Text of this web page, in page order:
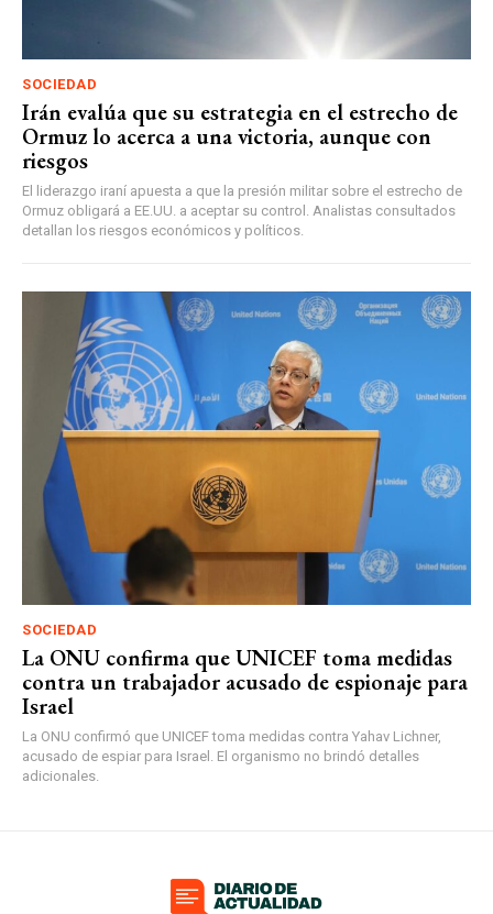
SOCIEDAD
Irán evalúa que su estrategia en el estrecho de
Ormuz lo acerca a una victoria, aunque con
riesgos
El liderazgo iraní apuesta a que la presión militar sobre el estrecho de
Ormuz obligará a EE.UU. a aceptar su control. Analistas consultados
detallan los riesgos económicos y políticos.
SOCIEDAD
La ONU confirma que UNICEF toma medidas
contra un trabajador acusado de espionaje para
Israel
La ONU confirmó que UNICEF toma medidas contra Yahav Lichner,
acusado de espiar para Israel. El organismo no brindó detalles
adicionales.